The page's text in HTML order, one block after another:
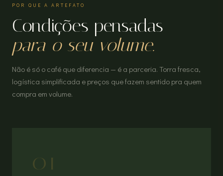
POR QUE A ARTEFATO
Condições pensadas
para o seu volume.
Não é só o café que diferencia — é a parceria. Torra fresca,
logística simplificada e preços que fazem sentido pra quem
compra em volume.
01